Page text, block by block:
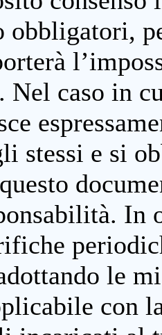
obbligatori,
Nel caso in
stessi e si
In
le
con